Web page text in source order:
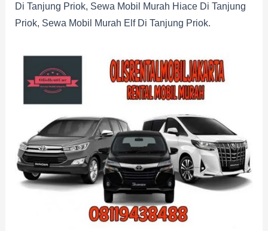
Di Tanjung Priok, Sewa Mobil Murah Hiace Di Tanjung
Priok, Sewa Mobil Murah Elf Di Tanjung Priok.